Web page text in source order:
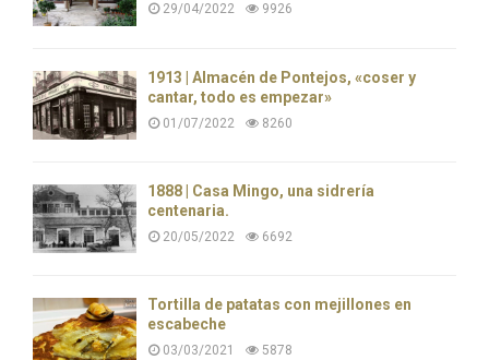
29/04/2022 9926
1913 | Almacén de Pontejos, «coser y
cantar, todo es empezar»
01/07/2022 8260
1888 | Casa Mingo, una sidrería
centenaria.
20/05/2022 6692
Tortilla de patatas con mejillones en
escabeche
03/03/2021 5878